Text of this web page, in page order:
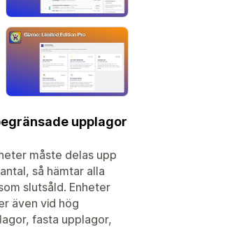
upplagor
måste delas upp
så hämtar alla
slutsåld. Enheter
även vid hög
fasta upplagor,